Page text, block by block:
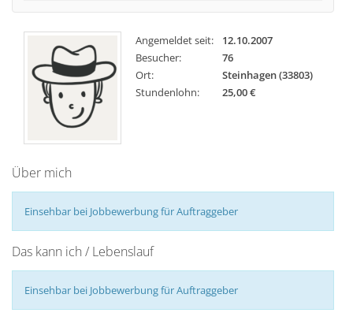
Angemeldet seit:
12.10.2007
Besucher:
76
Ort:
Steinhagen (33803)
Stundenlohn:
25,00 €
Über mich
Einsehbar bei Jobbewerbung für Auftraggeber
Das kann ich / Lebenslauf
Einsehbar bei Jobbewerbung für Auftraggeber